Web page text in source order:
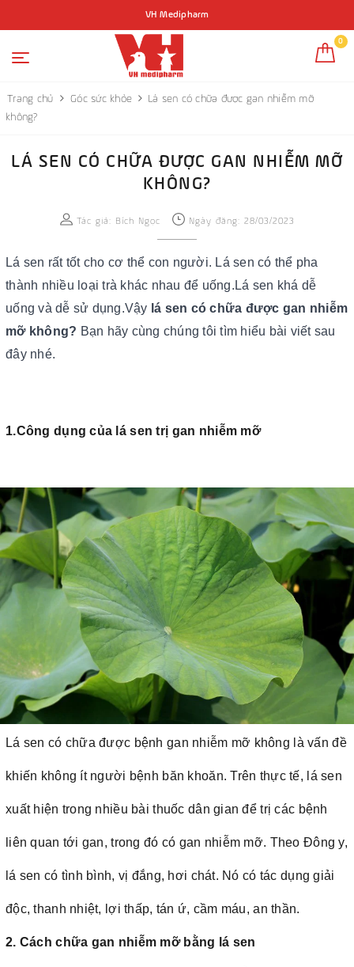
VH Medipharm
0
Trang chủ Góc sức khỏe
Lá sen có chữa được gan nhiễm mỡ
không?
LÁ SEN CÓ CHỮA ĐƯỢC GAN NHIỄM MỠ
KHÔNG?
Tác giả: Bích Ngọc Ngày đăng: 28/03/2023
Lá sen rất tốt cho cơ thể con người. Lá sen có thể pha
thành nhiều loại trà khác nhau để uống.Lá sen khá dễ
uống và dễ sử dụng.Vậy lá sen có chữa được gan nhiễm
mỡ không? Bạn hãy cùng chúng tôi tìm hiểu bài viết sau
đây nhé.
1.Công dụng của lá sen trị gan nhiễm mỡ
Lá sen có chữa được bệnh gan nhiễm mỡ không là vấn đề
khiến không ít người bệnh băn khoăn. Trên thực tế, lá sen
xuất hiện trong nhiều bài thuốc dân gian để trị các bệnh
liên quan tới gan, trong đó có gan nhiễm mỡ. Theo Đông y,
lá sen có tình bình, vị đắng, hơi chát. Nó có tác dụng giải
độc, thanh nhiệt, lợi thấp, tán ứ, cầm máu, an thần.
2. Cách chữa gan nhiễm mỡ bằng lá sen